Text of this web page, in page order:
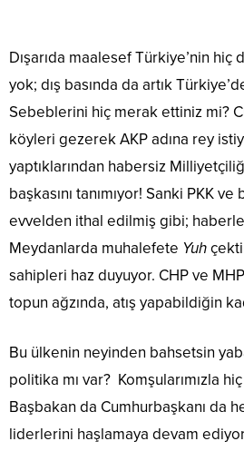
Dışarıda maalesef Türkiye’nin hiç
yok; dış basında da artık
Sebeblerini hiç merak ettiniz mi?
köyleri gezerek AKP adına rey
yaptıklarından habersiz
başkasını tanımıyor! Sanki PKK
evvelden ithal edilmiş gibi;
Meydanlarda muhalefete Yuh
sahipleri haz duyuyor. CHP ve
topun ağzında, atış yapabildiğin
Bu ülkenin neyinden bahsetsin
politika mı var? Komşularımızla
Başbakan da Cumhurbaşkanı da
liderlerini haşlamaya devam